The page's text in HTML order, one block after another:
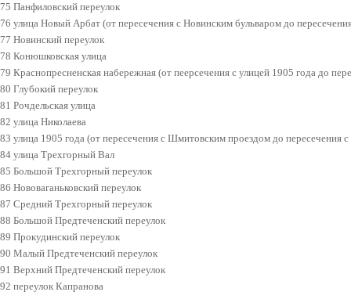
75 Панфиловский переулок
76 улица Новый Арбат (от пересечения с Новинским бульваром до
77 Новинский переулок
78 Конюшковская улица
79 Краснопресненская набережная (от пеерсечения с улицей 1905 года до
80 Глубокий переулок
81 Рочдельская улица
82 улица Николаева
83 улица 1905 года (от пересечения с Шмитовским проездом до пересечения
84 улица Трехгорный Вал
85 Большой Трехгорный переулок
86 Нововаганьковский переулок
87 Средний Трехгорный переулок
88 Большой Предтеченский переулок
89 Прокудинский переулок
90 Малый Предтеченский переулок
91 Верхний Предтеченский переулок
92 переулок Капранова